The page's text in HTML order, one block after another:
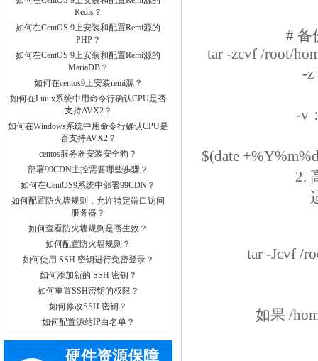
Redis？
如何在CentOS 9上安装和配置Remi源的
PHP？
如何在CentOS 9上安装和配置Remi源的
MariaDB？
如何在centos9上安装remi源？
如何在Linux系统中用命令行确认CPU是否
支持AVX2？
如何在Windows系统中用命令行确认CPU是
否支持AVX2？
centos服务器安装安全狗？
部署99CDN主控需要哪些步骤？
如何在CentOS9系统中部署99CDN？
如何配置防火墙规则，允许特定端口访问
服务器？
如何查看防火墙规则是否生效？
如何配置防火墙规则？
如何使用 SSH 密钥进行免密登录？
如何添加新的 SSH 密钥？
如何重置SSH密钥的权限？
如何修改SSH 密钥？
如何配置源站IP白名单？
硬件资源保障
# 备
tar -zcvf /root/
-z
-v
$(date
2.
tar -Jcvf /
如果 /